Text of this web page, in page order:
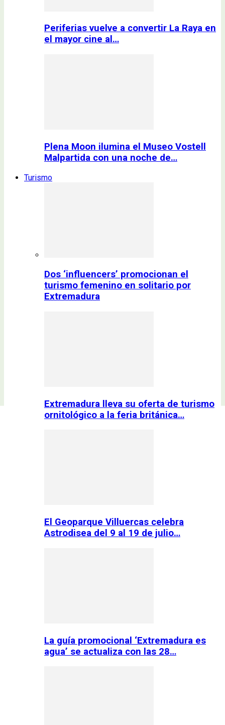
Periferias vuelve a convertir La Raya en
el mayor cine al…
Plena Moon ilumina el Museo Vostell
Malpartida con una noche de…
Turismo
Dos ‘influencers’ promocionan el
turismo femenino en solitario por
Extremadura
Extremadura lleva su oferta de turismo
ornitológico a la feria británica…
El Geoparque Villuercas celebra
Astrodisea del 9 al 19 de julio…
La guía promocional ‘Extremadura es
agua’ se actualiza con las 28…